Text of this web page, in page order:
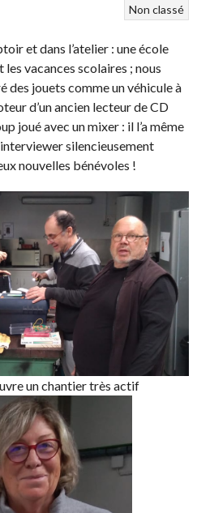
Non classé
et dans l’atelier : une école
vacances scolaires ; nous
des jouets comme un véhicule à
d’un ancien lecteur de CD
joué avec un mixer : il l’a même
silencieusement
nouvelles bénévoles !
un chantier très actif